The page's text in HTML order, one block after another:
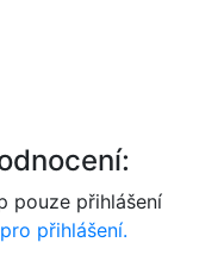
pouze přihlášení
přihlášení.